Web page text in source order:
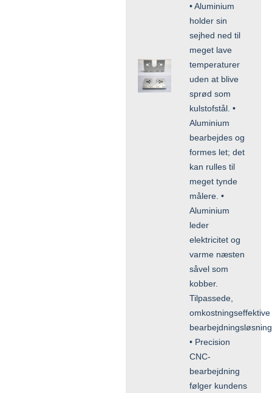
• Aluminium
holder sin
sejhed ned til
meget lave
temperaturer
uden at blive
sprød som
kulstofstål. •
Aluminium
bearbejdes og
formes let; det
kan rulles til
meget tynde
målere. •
Aluminium
leder
elektricitet og
varme næsten
såvel som
kobber.
Tilpassede,
omkostningseffektive
• Precision
CNC-
bearbejdning
følger kundens